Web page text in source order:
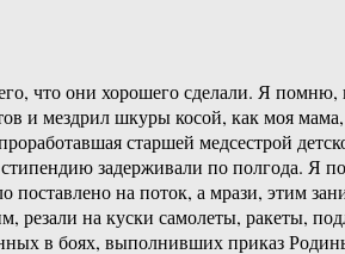
что они хорошего сделали. Я
и мездрил шкуры косой, как моя
старшей медсестрой
задерживали по полгода. Я
на поток, а мрази, этим
резали на куски самолеты, ракеты,
в боях, выполнивших приказ